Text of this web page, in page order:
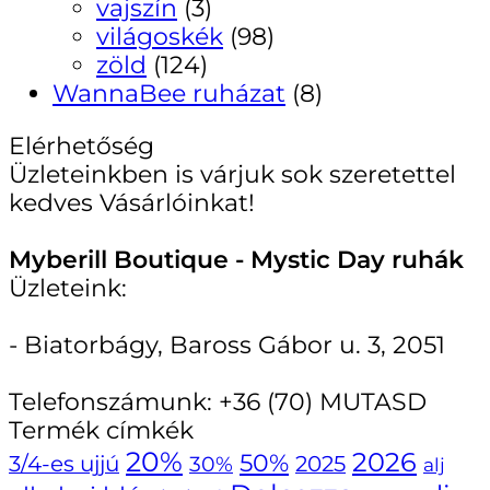
vajszín (3)
világoskék (98)
zöld (124)
WannaBee ruházat (8)
Elérhetőség
Üzleteinkben is várjuk sok szeretettel
kedves Vásárlóinkat!
Myberill Boutique - Mystic Day ruhák
Üzleteink:
- Biatorbágy, Baross Gábor u. 3, 2051
Telefonszámunk: +36 (70) MUTASD
Termék címkék
3/4-es ujjú 20% 30% 50% 2025 2026 alj